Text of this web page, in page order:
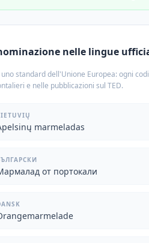
nelle lingue
uno standard dell'Unione Europea: ogni
e nelle pubblicazioni sul TED.
marmeladas
от портокали